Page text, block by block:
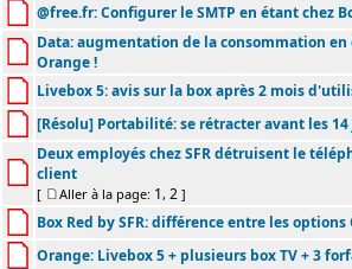
@free.fr: Configurer le SMTP en étant chez
Data: augmentation de la consommation en
Orange !
Livebox 5: avis sur la box après 2 mois
[Résolu] Portabilité: se rétracter avant les 14
Deux employés chez SFR détruisent le
client
[ Aller à la page: 1 , 2 ]
Box Red by SFR: différence entre les options
Orange: Livebox 5 + plusieurs box TV + 3